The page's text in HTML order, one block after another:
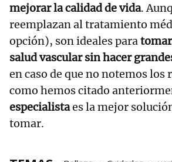
mejorar la calidad de vida.
reemplazan al tratamiento
opción), son ideales para
salud vascular sin hacer
en caso de que no notemos los
como hemos citado
especialistaes la mejor
tomar.